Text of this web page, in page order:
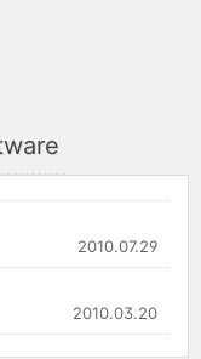
2010.07.29
2010.03.20